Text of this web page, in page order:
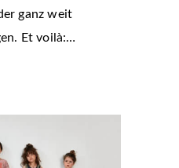
ganz weit
Et voilà:…